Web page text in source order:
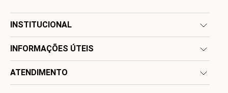
INSTITUCIONAL
INFORMAÇÕES ÚTEIS
ATENDIMENTO